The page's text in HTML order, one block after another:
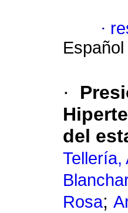
·
Español
·
del
Tellería,
Rosa;